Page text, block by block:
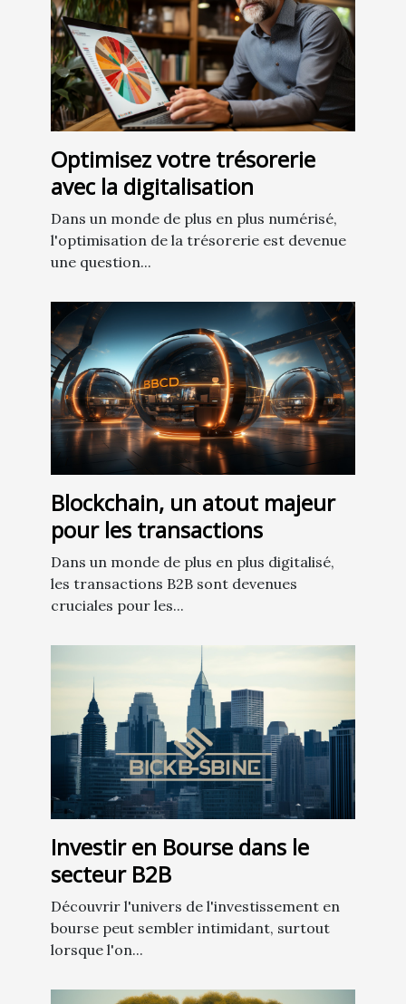
Optimisez votre trésorerie
avec la digitalisation
Dans un monde de plus en plus numérisé,
l'optimisation de la trésorerie est devenue
une question...
Blockchain, un atout majeur
pour les transactions
Dans un monde de plus en plus digitalisé,
les transactions B2B sont devenues
cruciales pour les...
Investir en Bourse dans le
secteur B2B
Découvrir l'univers de l'investissement en
bourse peut sembler intimidant, surtout
lorsque l'on...